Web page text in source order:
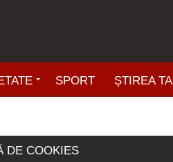
SPORT ȘTIREA TA
DE COOKIES